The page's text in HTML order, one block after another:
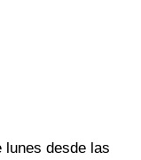
lunes desde las